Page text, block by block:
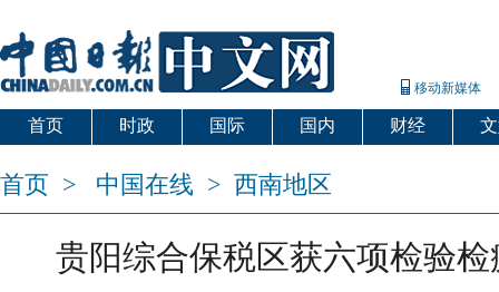
移动新媒体
首页 时政 国际 国内 财经
首页 > 中国在线 > 西南地区
贵阳综合保税区获六项检验